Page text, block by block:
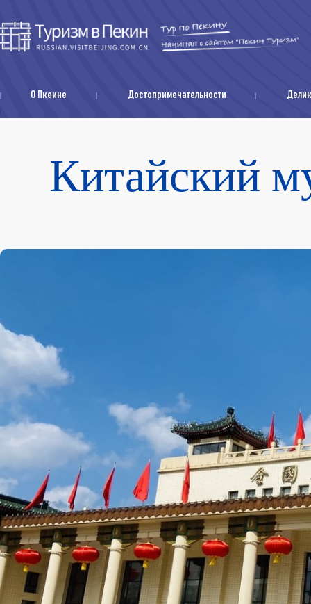
О Пкеине Достопримечательности
Китайский